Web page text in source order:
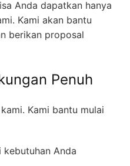
Anda dapatkan hanya
Kami akan bantu
berikan proposal
Penuh
Kami bantu mulai
kebutuhan Anda